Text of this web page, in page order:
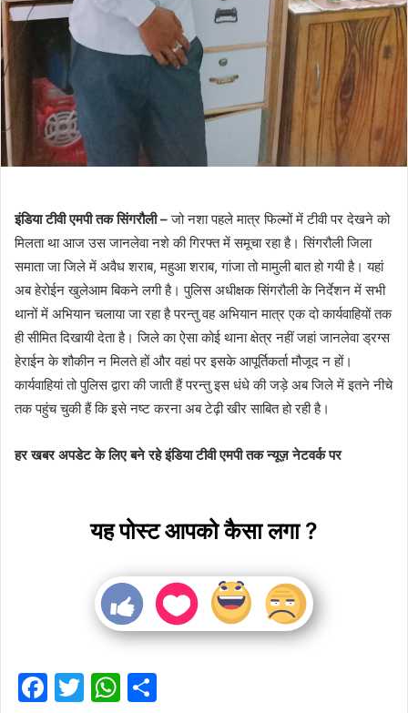
इंडिया टीवी एमपी तक सिंगरौली –जो नशा पहले मात्र फिल्मों में टीवी पर देखने को
मिलता था आज उस जानलेवा नशे की गिरफ्त में समूचा रहा है। सिंगरौली जिला
समाता जा जिले में अवैध शराब, महुआ शराब, गांजा तो मामुली बात हो गयी है। यहां
अब हेरोईन खुलेआम बिकने लगी है। पुलिस अधीक्षक सिंगरौली के निर्देशन में सभी
थानों में अभियान चलाया जा रहा है परन्तु वह अभियान मात्र एक दो कार्यवाहियों तक
ही सीमित दिखायी देता है। जिले का ऐसा कोई थाना क्षेत्र नहीं जहां जानलेवा ड्रग्स
हेराईन के शौकीन न मिलते हों और वहां पर इसके आपूर्तिकर्ता मौजूद न हों।
कार्यवाहियां तो पुलिस द्वारा की जाती हैं परन्तु इस धंधे की जड़े अब जिले में इतने नीचे
तक पहुंच चुकी हैं कि इसे नष्ट करना अब टेढ़ी खीर साबित हो रही है।
हर खबर अपडेट के लिए बने रहे इंडिया टीवी एमपी तक न्यूज़ नेटवर्क पर
यह पोस्ट आपको कैसा लगा ?
F
T
W